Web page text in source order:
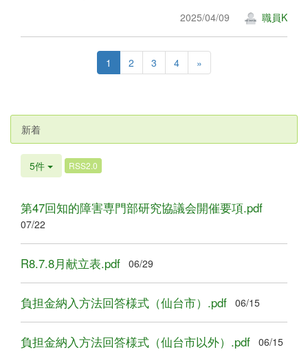
2025/04/09
職員K
1 2 3 4 »
新着
5件 RSS2.0
第47回知的障害専門部研究協議会開催要項.pdf
07/22
R8.7.8月献立表.pdf 06/29
負担金納入方法回答様式（仙台市）.pdf 06/15
負担金納入方法回答様式（仙台市以外）.pdf 06/15